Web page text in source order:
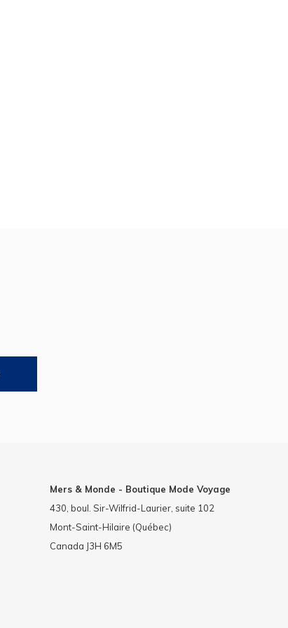
Mers & Monde - Boutique Mode Voyage
430, boul. Sir-Wilfrid-Laurier, suite 102
Mont-Saint-Hilaire (Québec)
Canada J3H 6M5